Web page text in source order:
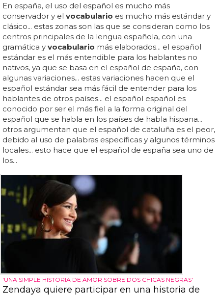
En españa, el uso del español es mucho más
conservador y el vocabulario es mucho más estándar y
clásico... estas zonas son las que se consideran como los
centros principales de la lengua española, con una
gramática y vocabulario más elaborados... el español
estándar es el más entendible para los hablantes no
nativos, ya que se basa en el español de españa, con
algunas variaciones... estas variaciones hacen que el
español estándar sea más fácil de entender para los
hablantes de otros países... el español español es
conocido por ser el más fiel a la forma original del
español que se habla en los países de habla hispana...
otros argumentan que el español de cataluña es el peor,
debido al uso de palabras específicas y algunos términos
locales... esto hace que el español de españa sea uno de
los...
'UNA SIMPLE HISTORIA DE AMOR SOBRE DOS CHICAS NEGRAS'
Zendaya quiere participar en una historia de